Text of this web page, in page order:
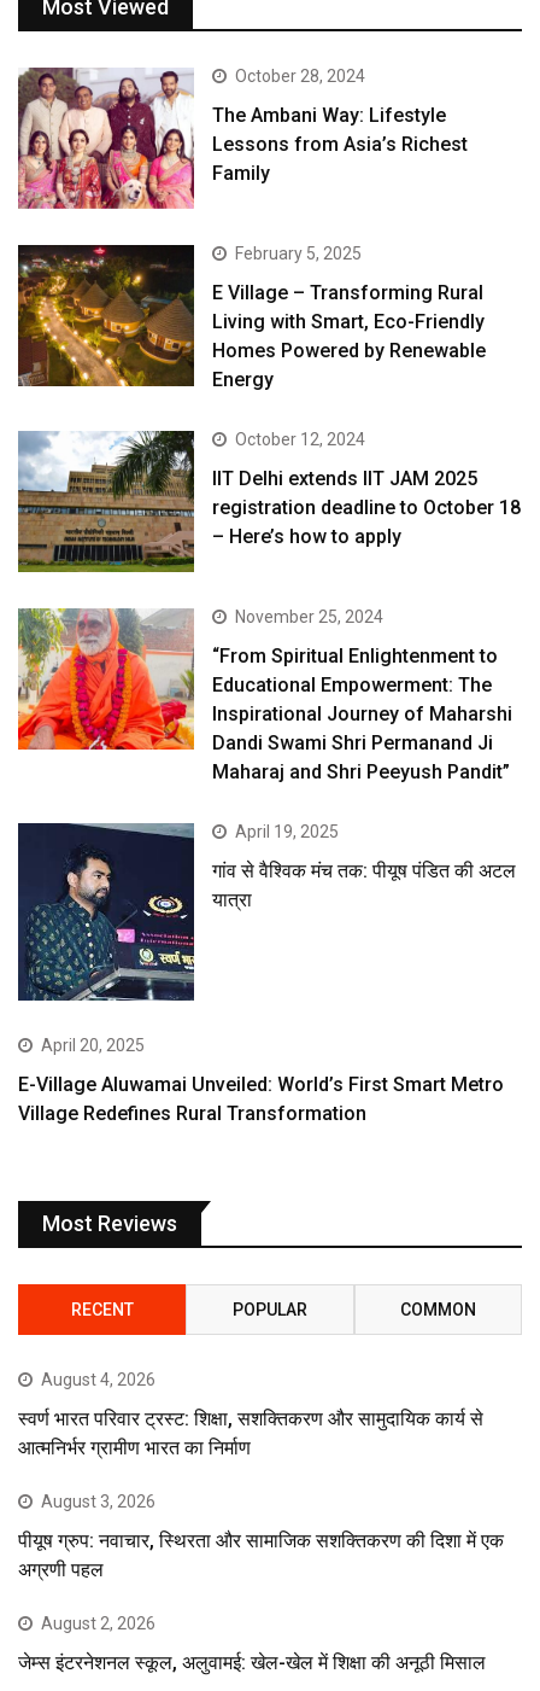
Most Viewed
October 28, 2024
The Ambani Way: Lifestyle
Lessons from Asia’s Richest
Family
February 5, 2025
E Village – Transforming Rural
Living with Smart, Eco-Friendly
Homes Powered by Renewable
Energy
October 12, 2024
IIT Delhi extends IIT JAM 2025
registration deadline to October 18
– Here’s how to apply
November 25, 2024
“From Spiritual Enlightenment to
Educational Empowerment: The
Inspirational Journey of Maharshi
Dandi Swami Shri Permanand Ji
Maharaj and Shri Peeyush Pandit”
April 19, 2025
गांव से वैश्विक मंच तक: पीयूष पंडित की अटल
यात्रा
April 20, 2025
E-Village Aluwamai Unveiled: World’s First Smart Metro
Village Redefines Rural Transformation
Most Reviews
RECENT POPULAR COMMON
August 4, 2026
स्वर्ण भारत परिवार ट्रस्ट: शिक्षा, सशक्तिकरण और सामुदायिक कार्य से
आत्मनिर्भर ग्रामीण भारत का निर्माण
August 3, 2026
पीयूष ग्रुप: नवाचार, स्थिरता और सामाजिक सशक्तिकरण की दिशा में एक
अग्रणी पहल
August 2, 2026
जेम्स इंटरनेशनल स्कूल, अलुवामई: खेल-खेल में शिक्षा की अनूठी मिसाल